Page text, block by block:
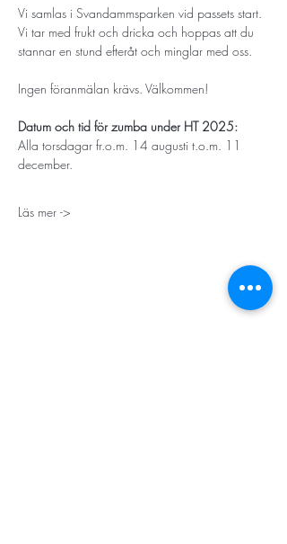
Vi samlas i Svandammsparken vid passets start.
Vi tar med frukt och dricka och hoppas att du
stannar en stund efteråt och minglar med oss.
Ingen föranmälan krävs. Välkommen!
Datum och tid för zumba under HT 2025:
Alla torsdagar fr.o.m. 14 augusti t.o.m. 11
december.
Läs mer ->